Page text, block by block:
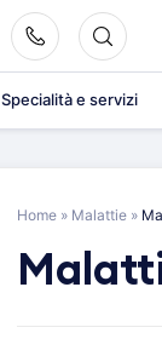
Specialità e servizi
Home » Malattie »